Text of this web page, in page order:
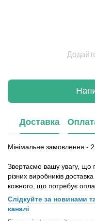
Доставка
Мінімальне замовлення -
Звертаємо вашу увагу, що
різних виробників
кожного, що потребує
Слідкуйте за новинами
каналі